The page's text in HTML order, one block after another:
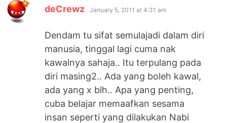
deCrewz says:
January 5, 2011 at 4:31 am
Dendam tu sifat semulajadi dalam diri
manusia, tinggal lagi cuma nak
kawalnya sahaja.. Itu terpulang pada
diri masing2.. Ada yang boleh kawal,
ada yang x blh.. Apa yang penting,
cuba belajar memaafkan sesama
insan seperti yang dilakukan Nabi